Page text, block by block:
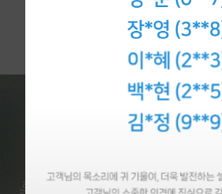
9,900원